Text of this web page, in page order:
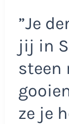
”Je
jij in
steen
ze je